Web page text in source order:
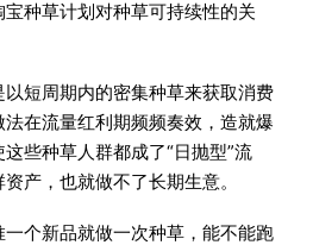
种草计划对种草可持续性的关
短周期内的密集种草来获取消费
在流量红利期频频奏效，造就爆
些种草人群都成了“日抛型”流
产，也就做不了长期生意。
个新品就做一次种草，能不能跑